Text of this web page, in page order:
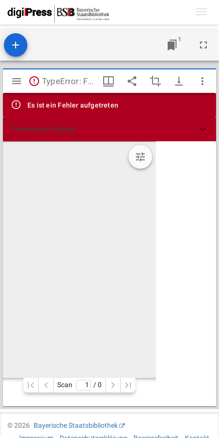
1
Mirador
Viewer
TypeError: Failed to fetch
Es ist ein Fehler aufgetreten
Technische Details
Scan / 0
©2026
Bayerische Staatsbibliothek